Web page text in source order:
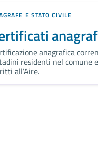
E STATO CIVILE
anagrafica
residenti nel comune
all’Aire.